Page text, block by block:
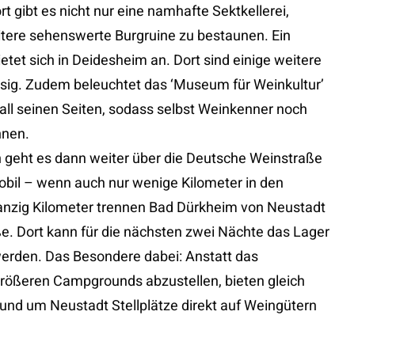
gibt es nicht nur eine namhafte Sektkellerei,
sehenswerte Burgruine zu bestaunen. Ein
sich in Deidesheim an. Dort sind einige weitere
Zudem beleuchtet das ‘Museum für Weinkultur’
seinen Seiten, sodass selbst Weinkenner noch
geht es dann weiter über die Deutsche Weinstraße
– wenn auch nur wenige Kilometer in den
Kilometer trennen Bad Dürkheim von Neustadt
Dort kann für die nächsten zwei Nächte das Lager
Das Besondere dabei: Anstatt das
Campgrounds abzustellen, bieten gleich
um Neustadt Stellplätze direkt auf Weingütern